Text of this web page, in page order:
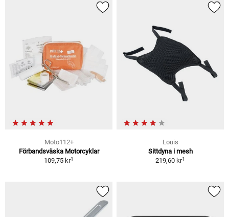
Moto112+
Förbandsväska Motorcyklar
109,75 kr1
Louis
Sittdyna i mesh
219,60 kr1